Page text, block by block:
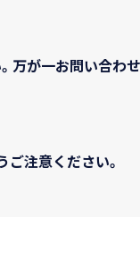
万が一お問い合わ
注意ください。